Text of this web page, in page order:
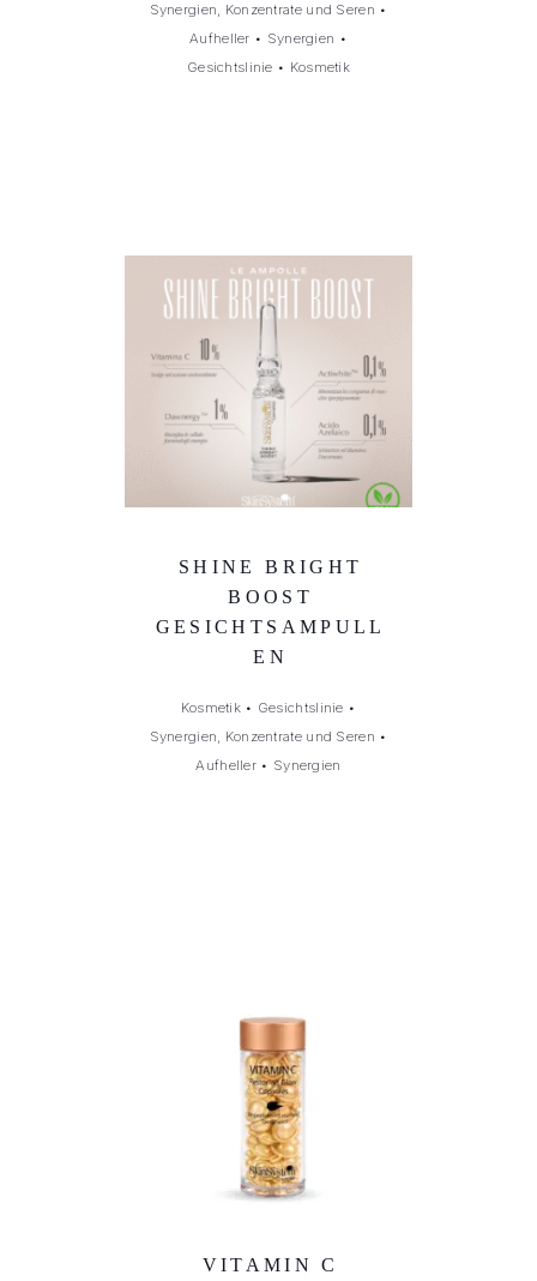
Synergien, Konzentrate und Seren •
Aufheller • Synergien •
Gesichtslinie • Kosmetik
SHINE BRIGHT
BOOST
GESICHTSAMPULL
EN
Kosmetik • Gesichtslinie •
Synergien, Konzentrate und Seren •
Aufheller • Synergien
VITAMIN C